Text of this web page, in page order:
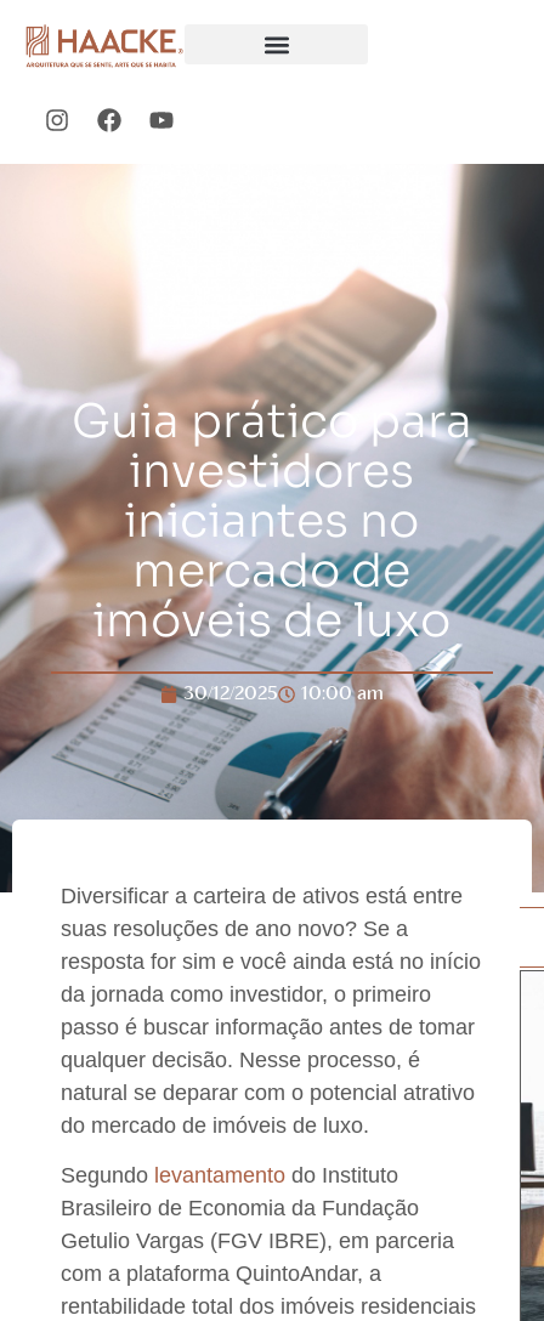
Guia prático para
investidores
iniciantes no
mercado de
imóveis de luxo
30/12/2025 10:00 am
Diversificar a carteira de ativos está entre
suas resoluções de ano novo? Se a
resposta for sim e você ainda está no início
da jornada como investidor, o primeiro
passo é buscar informação antes de tomar
qualquer decisão. Nesse processo, é
natural se deparar com o potencial atrativo
do mercado de imóveis de luxo.
Segundo levantamento do Instituto
Brasileiro de Economia da Fundação
Getulio Vargas (FGV IBRE), em parceria
com a plataforma QuintoAndar, a
rentabilidade total dos imóveis residenciais